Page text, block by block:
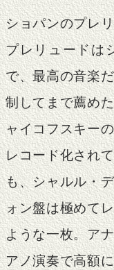
ショパンのプレ
プレリュードは
で、最高の音楽
制してまで薦め
ャイコフスキー
レコード化され
も、シャルル・
ォン盤は極めて
ような一枚。ア
アノ演奏で高額